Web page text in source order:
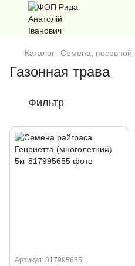
Каталог Семена, посевной
Газонная трава
Фильтр
Артикул: 817995655